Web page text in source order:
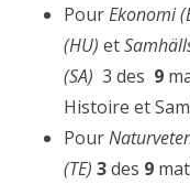
PourEkonomi
(HU) et
(SA) 3 des 9
Histoire et
Pour
(TE) 3des 9